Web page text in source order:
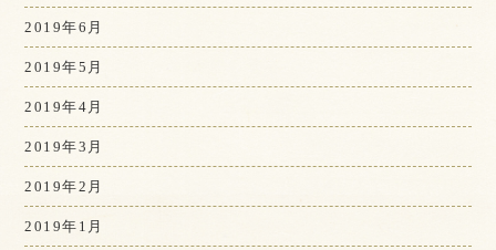
2019年6月
2019年5月
2019年4月
2019年3月
2019年2月
2019年1月